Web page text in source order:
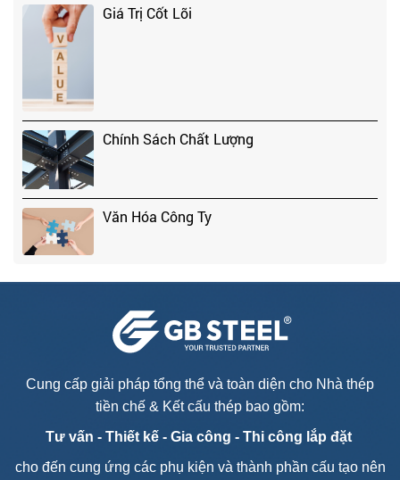
Giá Trị Cốt Lõi
Chính Sách Chất Lượng
Văn Hóa Công Ty
Cung cấp giải pháp tổng thể và toàn diện cho Nhà thép
tiền chế & Kết cấu thép bao gồm:
Tư vấn - Thiết kế - Gia công - Thi công lắp đặt
cho đến cung ứng các phụ kiện và thành phần cấu tạo nên